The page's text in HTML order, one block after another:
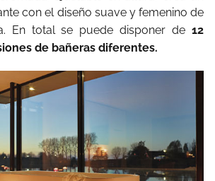
con el diseño suave y femenino de
En total se puede disponer de 12
de bañeras diferentes.